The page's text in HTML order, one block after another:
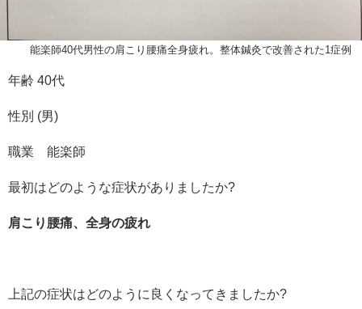
能楽師40代男性の肩こり腰痛全身疲れ。整体鍼灸で改善された1症例
年齢 40代
性別 (男)
職業 能楽師
最初はどのような症状がありましたか?
肩こり腰痛、全身の疲れ
上記の症状はどのように良くなってきましたか?